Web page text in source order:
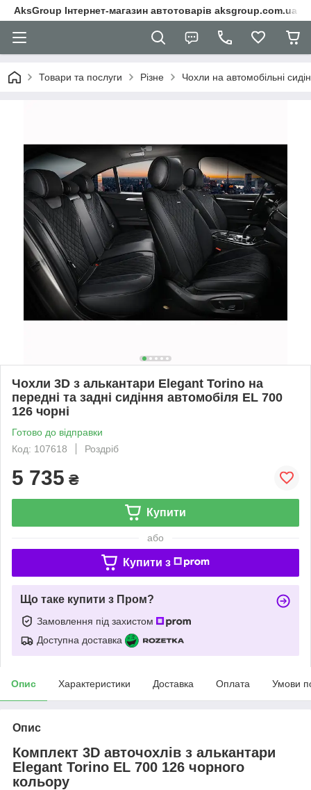
AksGroup Інтернет-магазин автотоварів aksgroup.com.ua
Товари та послуги Різне Чохли на автомобільні
Чохли 3D з алькантари Elegant Torino на
передні та задні сидіння автомобіля EL 700
126 чорні
Готово до відправки
Код: 107618
Роздріб
5 735 ₴
Купити
або
Купити з
Що таке купити з Пром?
Замовлення під захистом
Доступна доставка
Опис Характеристики Доставка Оплата Умови
Опис
Комплект 3D авточохлів з алькантари
Elegant Torino EL 700 126 чорного
кольору